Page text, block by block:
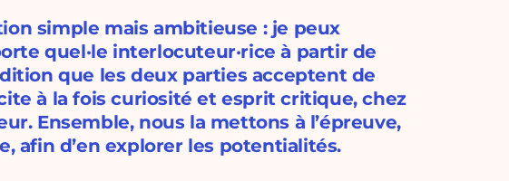
simple mais ambitieuse : je peux
quel·le interlocuteur·rice à partir de
que les deux parties acceptent de
à la fois curiosité et esprit critique, chez
Ensemble, nous la mettons à l’épreuve,
afin d’en explorer les potentialités.